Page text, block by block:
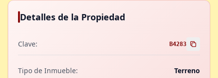
Detalles de la Propiedad
Clave: B4283
Tipo de Inmueble: Terreno